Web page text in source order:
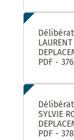
A PARIS
PDF -
SYLVIE
VOIE
PDF -